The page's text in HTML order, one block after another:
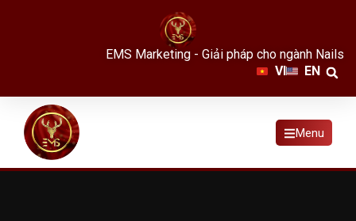
EMS Marketing - Giải pháp cho ngành Nails
VI
EN
Menu